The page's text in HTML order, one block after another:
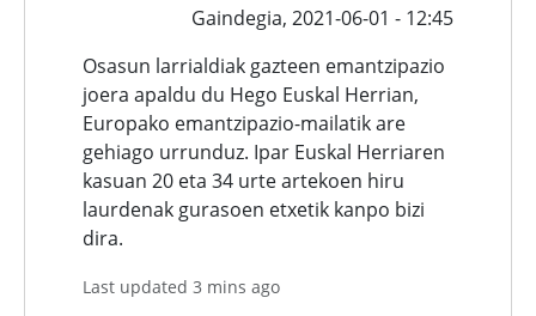
Gaindegia, 2021-06-01 - 12:45
Osasun larrialdiak gazteen emantzipazio
joera apaldu du Hego Euskal Herrian,
Europako emantzipazio-mailatik are
gehiago urrunduz. Ipar Euskal Herriaren
kasuan 20 eta 34 urte artekoen hiru
laurdenak gurasoen etxetik kanpo bizi
dira.
Last updated 3 mins ago